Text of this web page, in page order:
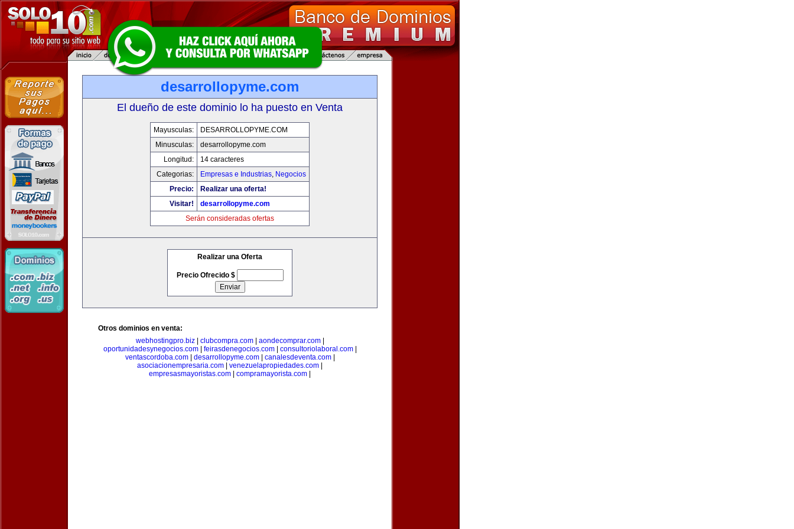
desarrollopyme.com
El dueño de este dominio lo ha puesto en Venta
Mayusculas:
DESARROLLOPYME.COM
Minusculas:
desarrollopyme.com
Longitud:
14 caracteres
Categorias:
Empresas e Industrias, Negocios
Precio:
Realizar una oferta!
Visitar!
desarrollopyme.com
Serán consideradas ofertas
Realizar una Oferta
Precio Ofrecido $
Otros dominios en venta:
webhostingpro.biz| clubcompra.com| aondecomprar.com|
oportunidadesynegocios.com| feirasdenegocios.com| consultoriolaboral.com|
ventascordoba.com| desarrollopyme.com| canalesdeventa.com|
asociacionempresaria.com
venezuelapropiedades.com
empresasmayoristas.com
compramayorista.com